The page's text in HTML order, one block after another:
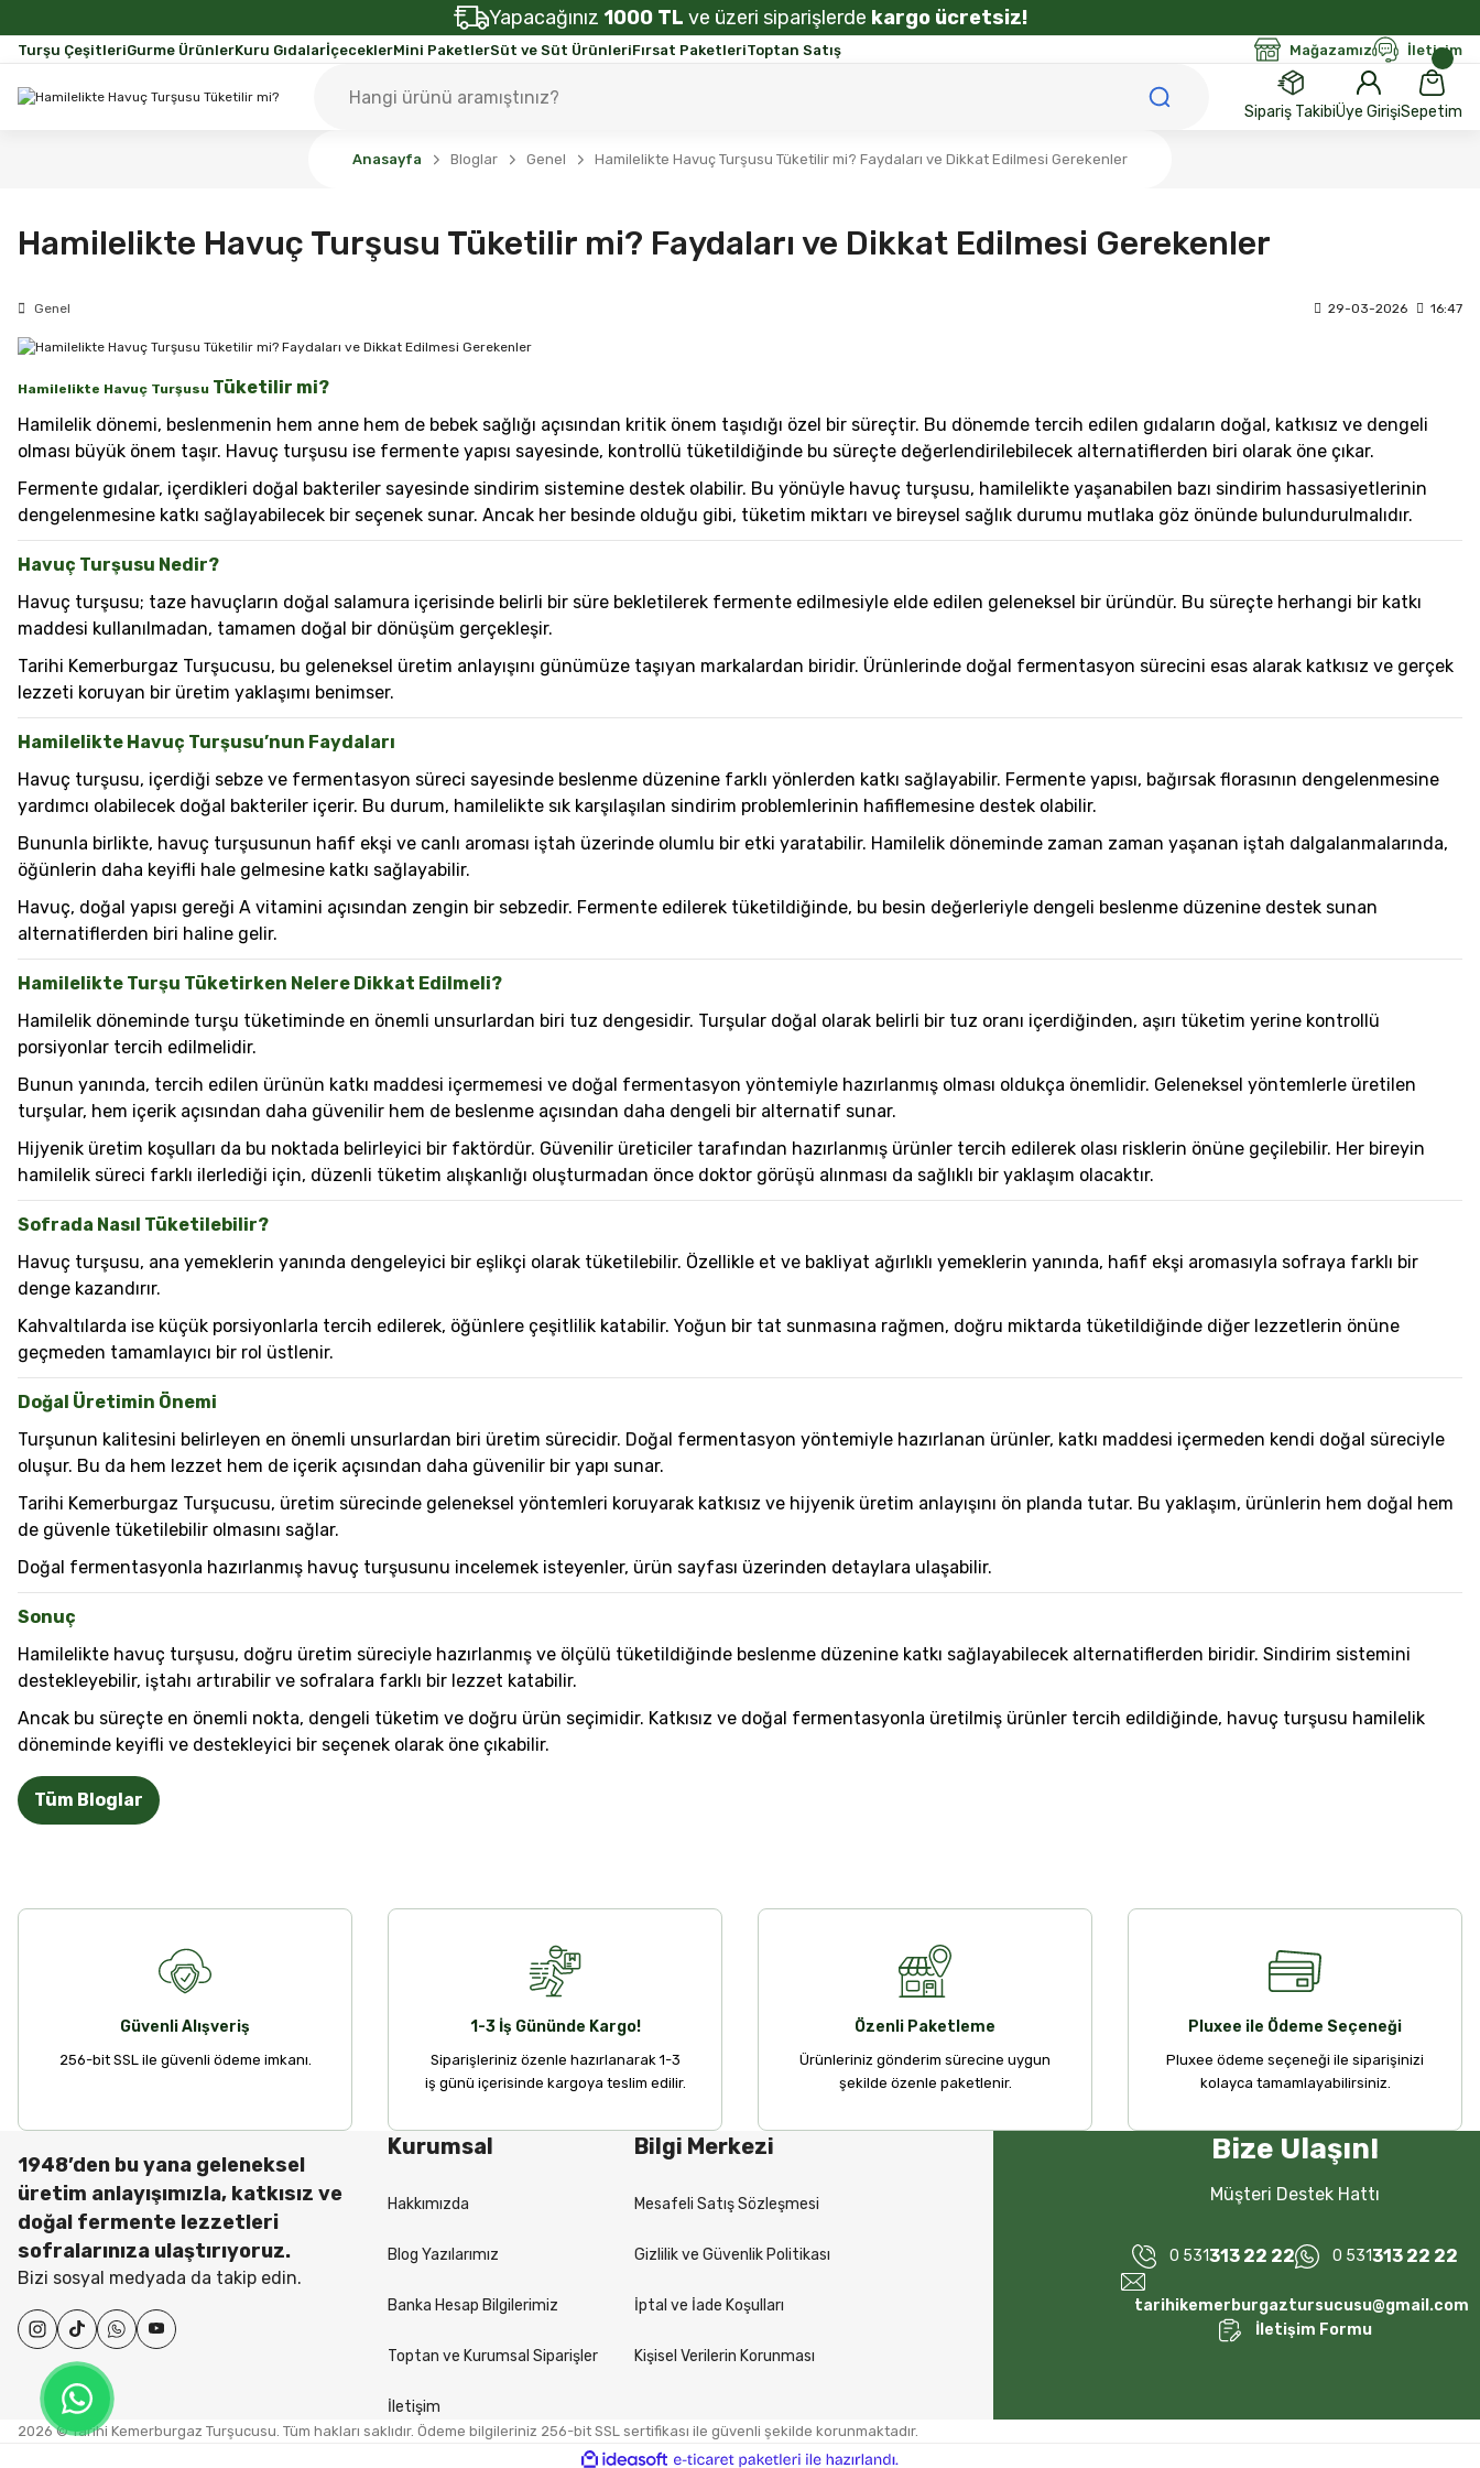
Yapacağınız 1000 TL ve üzeri siparişlerde kargo ücretsiz!
Turşu ÇeşitleriGurme ÜrünlerKuru GıdalarİçeceklerMini PaketlerSüt ve Süt ÜrünleriFırsat PaketleriToptan Satış Mağazamız İletişim
Sipariş TakibiÜye GirişiSepetim
Anasayfa Bloglar Genel Hamilelikte Havuç Turşusu Tüketilir mi? Faydaları ve Dikkat Edilmesi Gerekenler
Hamilelikte Havuç Turşusu Tüketilir mi? Faydaları ve Dikkat Edilmesi Gerekenler
Genel 29-03-2026 16:47
Hamilelikte Havuç Turşusu Tüketilir mi?
Hamilelik dönemi, beslenmenin hem anne hem de bebek sağlığı açısından kritik önem taşıdığı özel bir süreçtir. Bu dönemde tercih edilen gıdaların doğal, katkısız ve dengeli
olması büyük önem taşır. Havuç turşusu ise fermente yapısı sayesinde, kontrollü tüketildiğinde bu süreçte değerlendirilebilecek alternatiflerden biri olarak öne çıkar.
Fermente gıdalar, içerdikleri doğal bakteriler sayesinde sindirim sistemine destek olabilir. Bu yönüyle havuç turşusu, hamilelikte yaşanabilen bazı sindirim hassasiyetlerinin
dengelenmesine katkı sağlayabilecek bir seçenek sunar. Ancak her besinde olduğu gibi, tüketim miktarı ve bireysel sağlık durumu mutlaka göz önünde bulundurulmalıdır.
Havuç Turşusu Nedir?
Havuç turşusu; taze havuçların doğal salamura içerisinde belirli bir süre bekletilerek fermente edilmesiyle elde edilen geleneksel bir üründür. Bu süreçte herhangi bir katkı
maddesi kullanılmadan, tamamen doğal bir dönüşüm gerçekleşir.
Tarihi Kemerburgaz Turşucusu, bu geleneksel üretim anlayışını günümüze taşıyan markalardan biridir. Ürünlerinde doğal fermentasyon sürecini esas alarak katkısız ve gerçek
lezzeti koruyan bir üretim yaklaşımı benimser.
Hamilelikte Havuç Turşusu’nun Faydaları
Havuç turşusu, içerdiği sebze ve fermentasyon süreci sayesinde beslenme düzenine farklı yönlerden katkı sağlayabilir. Fermente yapısı, bağırsak florasının dengelenmesine
yardımcı olabilecek doğal bakteriler içerir. Bu durum, hamilelikte sık karşılaşılan sindirim problemlerinin hafiflemesine destek olabilir.
Bununla birlikte, havuç turşusunun hafif ekşi ve canlı aroması iştah üzerinde olumlu bir etki yaratabilir. Hamilelik döneminde zaman zaman yaşanan iştah dalgalanmalarında,
öğünlerin daha keyifli hale gelmesine katkı sağlayabilir.
Havuç, doğal yapısı gereği A vitamini açısından zengin bir sebzedir. Fermente edilerek tüketildiğinde, bu besin değerleriyle dengeli beslenme düzenine destek sunan
alternatiflerden biri haline gelir.
Hamilelikte Turşu Tüketirken Nelere Dikkat Edilmeli?
Hamilelik döneminde turşu tüketiminde en önemli unsurlardan biri tuz dengesidir. Turşular doğal olarak belirli bir tuz oranı içerdiğinden, aşırı tüketim yerine kontrollü
porsiyonlar tercih edilmelidir.
Bunun yanında, tercih edilen ürünün katkı maddesi içermemesi ve doğal fermentasyon yöntemiyle hazırlanmış olması oldukça önemlidir. Geleneksel yöntemlerle üretilen
turşular, hem içerik açısından daha güvenilir hem de beslenme açısından daha dengeli bir alternatif sunar.
Hijyenik üretim koşulları da bu noktada belirleyici bir faktördür. Güvenilir üreticiler tarafından hazırlanmış ürünler tercih edilerek olası risklerin önüne geçilebilir. Her bireyin
hamilelik süreci farklı ilerlediği için, düzenli tüketim alışkanlığı oluşturmadan önce doktor görüşü alınması da sağlıklı bir yaklaşım olacaktır.
Sofrada Nasıl Tüketilebilir?
Havuç turşusu, ana yemeklerin yanında dengeleyici bir eşlikçi olarak tüketilebilir. Özellikle et ve bakliyat ağırlıklı yemeklerin yanında, hafif ekşi aromasıyla sofraya farklı bir
denge kazandırır.
Kahvaltılarda ise küçük porsiyonlarla tercih edilerek, öğünlere çeşitlilik katabilir. Yoğun bir tat sunmasına rağmen, doğru miktarda tüketildiğinde diğer lezzetlerin önüne
geçmeden tamamlayıcı bir rol üstlenir.
Doğal Üretimin Önemi
Turşunun kalitesini belirleyen en önemli unsurlardan biri üretim sürecidir. Doğal fermentasyon yöntemiyle hazırlanan ürünler, katkı maddesi içermeden kendi doğal süreciyle
oluşur. Bu da hem lezzet hem de içerik açısından daha güvenilir bir yapı sunar.
Tarihi Kemerburgaz Turşucusu, üretim sürecinde geleneksel yöntemleri koruyarak katkısız ve hijyenik üretim anlayışını ön planda tutar. Bu yaklaşım, ürünlerin hem doğal hem
de güvenle tüketilebilir olmasını sağlar.
Doğal fermentasyonla hazırlanmış havuç turşusunu incelemek isteyenler, ürün sayfası üzerinden detaylara ulaşabilir.
Sonuç
Hamilelikte havuç turşusu, doğru üretim süreciyle hazırlanmış ve ölçülü tüketildiğinde beslenme düzenine katkı sağlayabilecek alternatiflerden biridir. Sindirim sistemini
destekleyebilir, iştahı artırabilir ve sofralara farklı bir lezzet katabilir.
Ancak bu süreçte en önemli nokta, dengeli tüketim ve doğru ürün seçimidir. Katkısız ve doğal fermentasyonla üretilmiş ürünler tercih edildiğinde, havuç turşusu hamilelik
döneminde keyifli ve destekleyici bir seçenek olarak öne çıkabilir.
Tüm Bloglar
Güvenli Alışveriş
256-bit SSL ile güvenli ödeme imkanı.
1-3 İş Gününde Kargo!
Siparişleriniz özenle hazırlanarak 1-3
iş günü içerisinde kargoya teslim edilir.
Özenli Paketleme
Ürünleriniz gönderim sürecine uygun
şekilde özenle paketlenir.
Pluxee ile Ödeme Seçeneği
Pluxee ödeme seçeneği ile siparişinizi
kolayca tamamlayabilirsiniz.
1948’den bu yana geleneksel
üretim anlayışımızla, katkısız ve
doğal fermente lezzetleri
sofralarınıza ulaştırıyoruz.
Bizi sosyal medyada da takip edin.
Kurumsal
Hakkımızda
Blog Yazılarımız
Banka Hesap Bilgilerimiz
Toptan ve Kurumsal Siparişler
İletişim
Bilgi Merkezi
Mesafeli Satış Sözleşmesi
Gizlilik ve Güvenlik Politikası
İptal ve İade Koşulları
Kişisel Verilerin Korunması
Bize Ulaşın!
Müşteri Destek Hattı
0 531313 22 22 0 531313 22 22
tarihikemerburgaztursucusu@gmail.com
İletişim Formu
2026 © Tarihi Kemerburgaz Turşucusu. Tüm hakları saklıdır. Ödeme bilgileriniz 256-bit SSL sertifikası ile güvenli şekilde korunmaktadır.
ideasoft e-